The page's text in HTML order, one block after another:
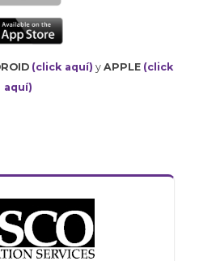
(click aquí) y APPLE (click
aquí)